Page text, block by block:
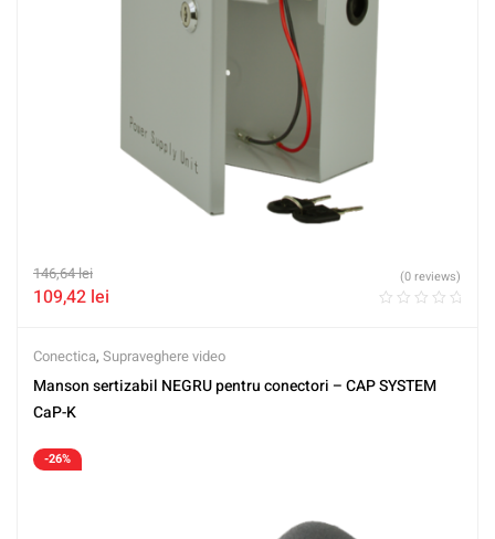
146,64lei
109,42 lei
(0 reviews)
Conectica, Supraveghere video
Manson sertizabil NEGRU pentru conectori – CAP SYSTEM
CaP-K
-26%